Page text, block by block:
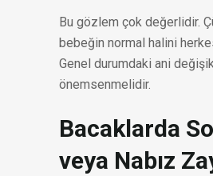
Bu gözlem çok değerlidir.
bebeğin normal halini
Genel durumdaki ani
önemsenmelidir.
Bacaklarda
veya Nabız